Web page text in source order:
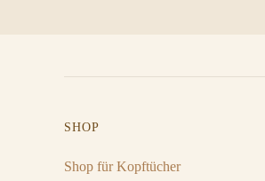
SHOP
Shop für Kopftücher